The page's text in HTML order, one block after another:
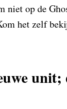
niet op de
het zelf
unit;